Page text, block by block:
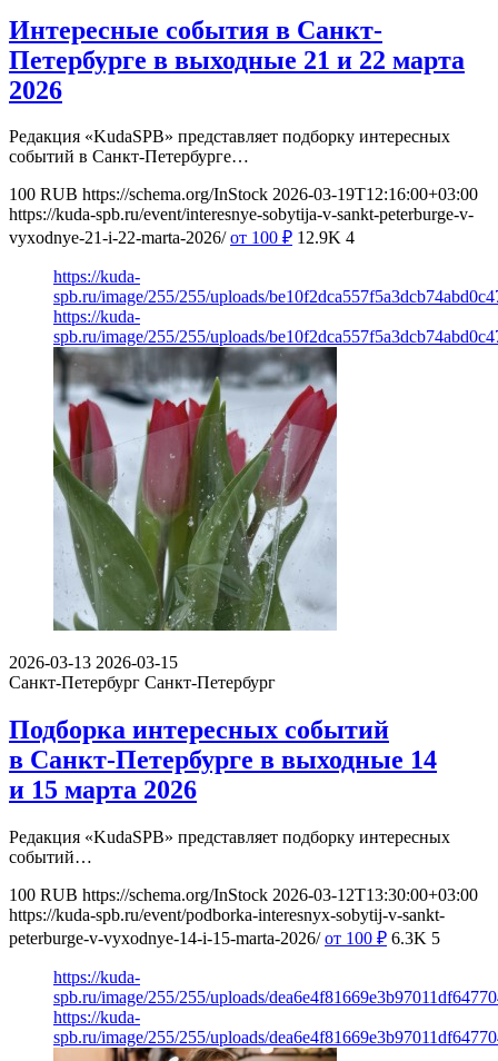
Интересные события в Санкт-
Петербурге в выходные 21 и 22 марта
2026
Редакция «KudaSPB» представляет подборку интересных
событий в Санкт-Петербурге…
100 RUB https://schema.org/InStock 2026-03-19T12:16:00+03:00
https://kuda-spb.ru/event/interesnye-sobytija-v-sankt-peterburge-v-
vyxodnye-21-i-22-marta-2026/ от 100 ₽ 12.9K 4
https://kuda-
spb.ru/image/255/255/uploads/
https://kuda-
spb.ru/image/255/255/uploads/
2026-03-13 2026-03-15
Санкт-Петербург Санкт-Петербург
Подборка интересных событий
в Санкт-Петербурге в выходные 14
и 15 марта 2026
Редакция «KudaSPB» представляет подборку интересных
событий…
100 RUB https://schema.org/InStock 2026-03-12T13:30:00+03:00
https://kuda-spb.ru/event/podborka-interesnyx-sobytij-v-sankt-
peterburge-v-vyxodnye-14-i-15-marta-2026/ от 100 ₽ 6.3K 5
https://kuda-
spb.ru/image/255/255/uploads/
https://kuda-
spb.ru/image/255/255/uploads/